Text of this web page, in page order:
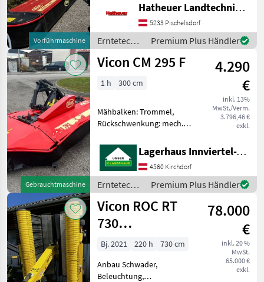
Vorführmaschine
Anfahrtssicherung,
Klingenschnellverschluss,
Beleuchtung,
Abstellstützen
Vorführmaschine Vicon
Butterfly Heckmähwerk
Hatheuer Landtechnik GmbH & Co.KG.
5233 Pischelsdorf
Erntetechnik
Grünland /
Vicon
Premium Plus Händler
Gebrauchtmaschine
Vicon CM 295 F
4.290
€
inkl. 13%
MwSt./Verm.
3.796,46 €
exkl.
1 h 300 cm
Mähbalken: Trommel,
Rückschwenkung: mech.
Mähwerks: Frontmähwerke
+ Arbeitsbreite: 295cm +
Transportbreite: 285cm +
Zapfwellendrehzahl 10
Lagerhaus Innviertel-Traunviertel-Urfahr eGen, Kirchdorf
4560 Kirchdorf
Erntetechnik
Grünland /
Vicon
Premium Plus Händler
Vicon ROC RT
730
Bandschwader
78.000
€
inkl. 20 %
MwSt.
65.000 €
exkl.
Bj. 2021 220 h
730 cm
Anbau Schwader,
Beleuchtung,